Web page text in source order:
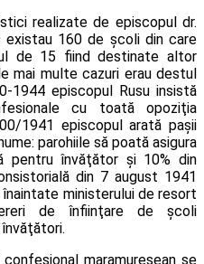
realizate de episcopul dr.
existau 160 de şcoli din care
de 15 fiind destinate altor
mai multe cazuri erau destul
1944 episcopul Rusu insistă
cu toată opoziţia
1941 episcopul arată paşii
parohiile să poată asigura
pentru învăţător şi 10% din
din 7 august 1941
ministerului de resort
de înfiinţare de şcoli
maramureşean se